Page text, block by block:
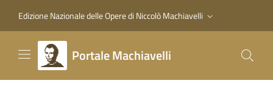
Edizione Nazionale delle Opere di Niccolò Machiavelli
Portale Machiavelli